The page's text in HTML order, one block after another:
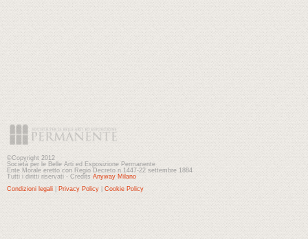
©Copyright 2012
Società per le Belle Arti ed Esposizione Permanente
Ente Morale eretto con Regio Decreto n.1447-22 settembre 1884
Tutti i diritti riservati - Credits Anyway Milano
Condizioni legali
Privacy Policy Cookie Policy